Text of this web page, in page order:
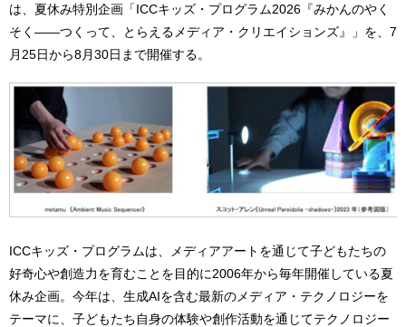
は、夏休み特別企画「ICCキッズ・プログラム2026『みかんのやく
そく——つくって、とらえるメディア・クリエイションズ』」を、7
月25日から8月30日まで開催する。
ICCキッズ・プログラムは、メディアアートを通じて子どもたちの
好奇心や創造力を育むことを目的に2006年から毎年開催している夏
休み企画。今年は、生成AIを含む最新のメディア・テクノロジーを
テーマに、子どもたち自身の体験や創作活動を通じてテクノロジー